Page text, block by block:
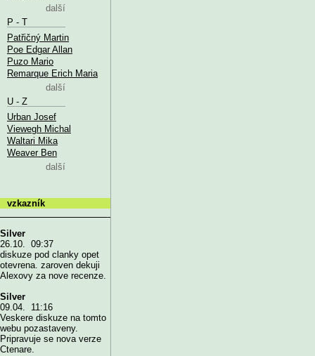
další
P - T
Patřičný Martin
Poe Edgar Allan
Puzo Mario
Remarque Erich Maria
další
U - Z
Urban Josef
Viewegh Michal
Waltari Mika
Weaver Ben
další
vzkazník
Silver
26.10. 09:37
diskuze pod clanky opet
otevrena. zaroven dekuji
Alexovy za nove recenze.
Silver
09.04. 11:16
Veskere diskuze na tomto
webu pozastaveny.
Pripravuje se nova verze
Ctenare.